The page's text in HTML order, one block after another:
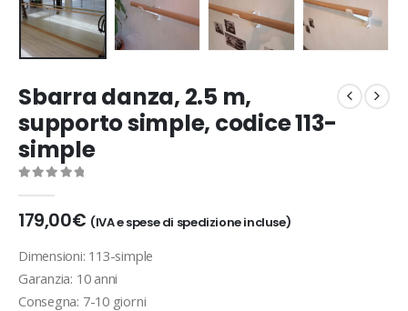
Sbarra danza, 2.5 m,
supporto simple, codice 113-
simple
179,00€ (IVA e spese di spedizione incluse)
Dimensioni: 113-simple
Garanzia: 10 anni
Consegna: 7-10 giorni